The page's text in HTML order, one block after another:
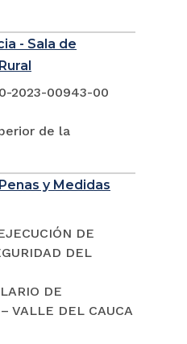
- Sala de
2023-00943-00
de la
y Medidas
DE
DEL
DE
VALLE DEL CAUCA